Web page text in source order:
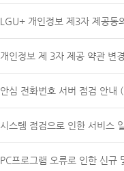
LGU+ 개인정보 제3자 제공
개인정보 제 3자 제공 약관 변
안심 전화번호 서버 점검 안내
시스템 점검으로 인한 서비스
PC프로그램 오류로 인한 신규